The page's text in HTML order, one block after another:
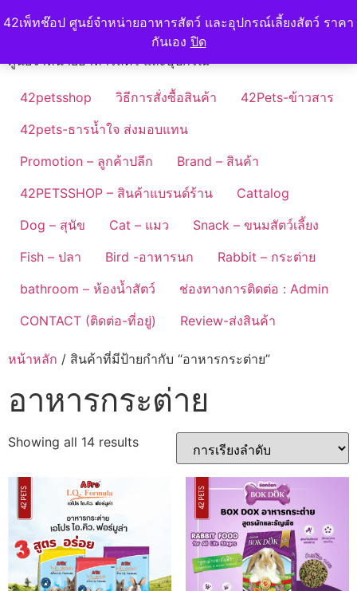
42เพ็ทช๊อป ศูนย์จำหน่ายอาหารสัตว์ และอุปกรณ์เลี้ยงสัตว์ ราคา
กันเอง ปิด
to42petshop
ศูนย์จำหน่ายอาหารสัตว์ และอุปกรณ์
42petsshop วิธีการสั่งซื้อสินค้า
42Pets-ข้าวสาร
42pets-ธารน้ำใจ ส่งมอบแทน
Promotion – ลูกค้าปลีก
Brand – สินค้า
42PETSSHOP – สินค้าแบรนด์ร้าน
Cattalog
Dog – สุนัข
Cat – แมว
Snack – ขนมสัตว์เลี้ยง
Fish – ปลา
Bird -อาหารนก
Rabbit – กระต่าย
bathroom – ห้องน้ำสัตว์
ช่องทางการติดต่อ : Admin
CONTACT (ติดต่อ-ที่อยู่)
Review-ส่งสินค้า
หน้าหลัก / สินค้าที่มีป้ายกำกับ “อาหารกระต่าย”
อาหารกระต่าย
Showing all 14 results